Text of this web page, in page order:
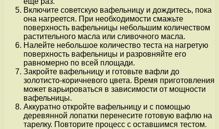
Включите советскую вафельницу и дождитесь, пока
она нагреется. При необходимости смажьте
поверхность вафельницы небольшим количеством
растительного масла или сливочного масла.
Налейте небольшое количество теста на нагретую
поверхность вафельницы и разровняйте его
равномерно по всей площади.
Закройте вафельницу и готовьте вафли до
золотисто-коричневого цвета. Время приготовления
может варьироваться в зависимости от мощности
вафельницы.
Аккуратно откройте вафельницу и с помощью
деревянной лопатки перенесите готовую вафлю на
тарелку. Повторите процесс с оставшимся тестом.